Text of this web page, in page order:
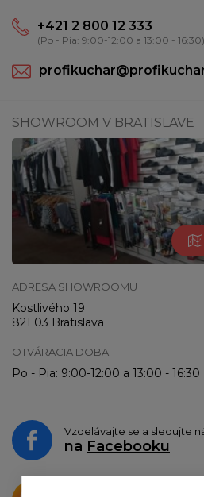
+421 2 800 12 333
(Po - Pia: 9:00-12:00 a 13:00 - 16:30)
SHOWROOM V BRATISLAVE
ADRESA SHOWROOMU
Kostlivého 19
821 03 Bratislava
OTVÁRACIA DOBA
Po - Pia: 9:00-12:00 a 13:00 - 16:30
Vzdelávajte se a sledujte
na Facebooku